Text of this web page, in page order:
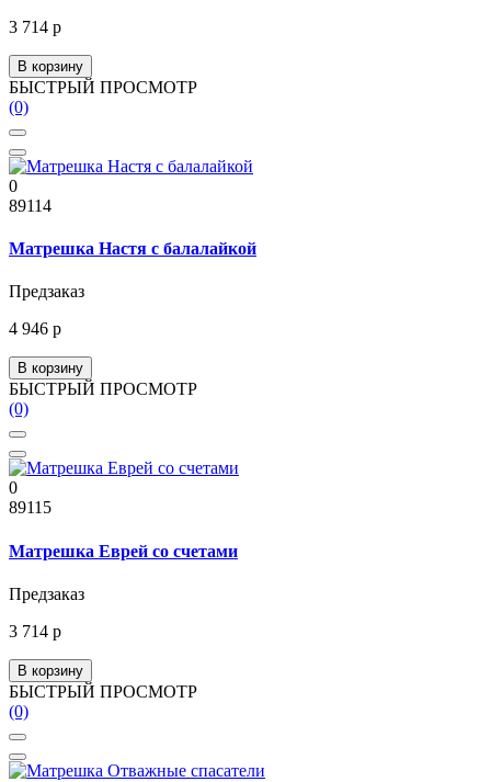
3 714 р
В корзину
БЫСТРЫЙ ПРОСМОТР
(0)
0
89114
Матрешка Настя с балалайкой
Предзаказ
4 946 р
В корзину
БЫСТРЫЙ ПРОСМОТР
(0)
0
89115
Матрешка Еврей со счетами
Предзаказ
3 714 р
В корзину
БЫСТРЫЙ ПРОСМОТР
(0)